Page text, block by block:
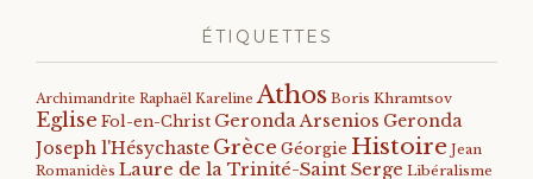
ÉTIQUETTES
Archimandrite Raphaël Kareline Athos Boris Khramtsov
Eglise Fol-en-Christ Geronda Arsenios Geronda
Joseph l'Hésychaste Grèce Géorgie Histoire Jean
Romanidès Laure de la Trinité-Saint Serge Libéralisme